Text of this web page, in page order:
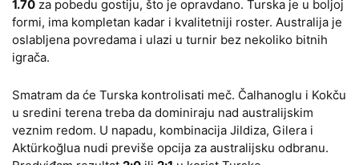
1.70 za pobedu gostiju, što je opravdano. Turska je u boljoj
formi, ima kompletan kadar i kvalitetniji roster. Australija je
oslabljena povredama i ulazi u turnir bez nekoliko bitnih
igrača.
Smatram da će Turska kontrolisati meč. Čalhanoglu i Kokču
u sredini terena treba da dominiraju nad australijskim
veznim redom. U napadu, kombinacija Jildiza, Gilera i
Aktürkoğlua nudi previše opcija za australijsku odbranu.